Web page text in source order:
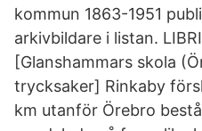
kommun 1863-1951
arkivbildare i listan.
[Glanshammars skola
trycksaker] Rinkaby
km utanför Örebro